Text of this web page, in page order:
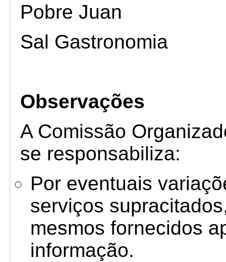
Pobre Juan
Sal Gastronomia
Observações
A Comissão
se responsabiliza:
Por eventuais
serviços
mesmos fornecidos
informação.